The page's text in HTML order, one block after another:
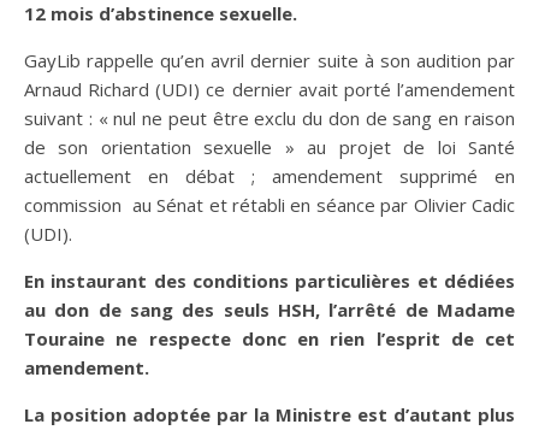
12 mois d’abstinence sexuelle.
GayLib rappelle qu’en avril dernier suite à son audition par
Arnaud Richard (UDI) ce dernier avait porté l’amendement
suivant : « nul ne peut être exclu du don de sang en raison
de son orientation sexuelle » au projet de loi Santé
actuellement en débat ; amendement supprimé en
commission au Sénat et rétabli en séance par Olivier Cadic
(UDI).
En instaurant des conditions particulières et dédiées
au don de sang des seuls HSH, l’arrêté de Madame
Touraine ne respecte donc en rien l’esprit de cet
amendement.
La position adoptée par la Ministre est d’autant plus